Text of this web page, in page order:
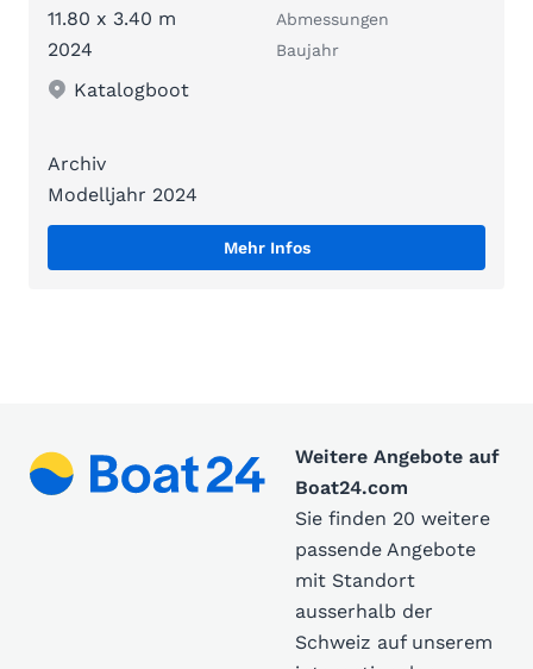
11.80 x 3.40 m Abmessungen
2024 Baujahr
Katalogboot
Archiv
Modelljahr 2024
Mehr Infos
Weitere Angebote auf
Boat24.com
Sie finden 20 weitere
passende Angebote
mit Standort
ausserhalb der
Schweiz auf unserem